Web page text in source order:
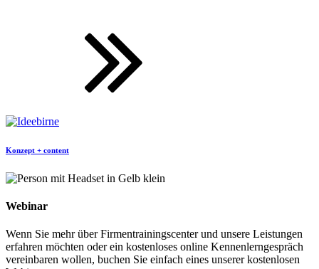
Konzept + content
Webinar
Wenn Sie mehr über Firmentrainingscenter und unsere Leistungen
erfahren möchten oder ein kostenloses online Kennenlerngespräch
vereinbaren wollen, buchen Sie einfach eines unserer kostenlosen